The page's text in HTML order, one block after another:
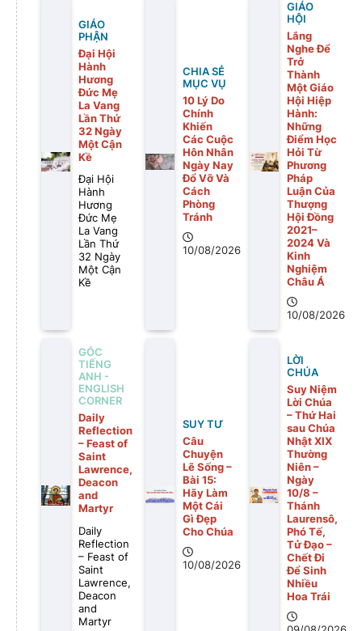
GIÁO
PHẬN
Đại Hội
Hành
Hương
Đức Mẹ
La Vang
Lần Thứ
32 Ngày
Một Cận
Kề
Đại Hội
Hành
Hương
Đức Mẹ
La Vang
Lần Thứ
32 Ngày
Một Cận
Kề
CHIA SẺ
MỤC VỤ
10 Lý Do
Chính
Khiến
Các Cuộc
Hôn Nhân
Ngày Nay
Đổ Vỡ Và
Cách
Phòng
Tránh
10/08/2026
GIÁO
HỘI
Lắng
Nghe Để
Trở
Thành
Một Giáo
Hội Hiệp
Hành:
Những
Điểm Học
Hỏi Từ
Phương
Pháp
Luận Của
Thượng
Hội Đồng
2021–
2024 Và
Kinh
Nghiệm
Châu Á
10/08/2026
GÓC
TIẾNG
ANH -
ENGLISH
CORNER
Daily
Reflection
– Feast of
Saint
Lawrence,
Deacon
and
Martyr
Daily
Reflection
– Feast of
Saint
Lawrence,
Deacon
and
Martyr
SUY TƯ
Câu
Chuyện
Lẽ Sống –
Bài 15:
Hãy Làm
Một Cái
Gì Ðẹp
Cho Chúa
10/08/2026
LỜI
CHÚA
Suy Niệm
Lời Chúa
– Thứ Hai
sau Chúa
Nhật XIX
Thường
Niên –
Ngày
10/8 –
Thánh
Laurensô,
Phó Tế,
Tử Đạo –
Chết Đi
Để Sinh
Nhiều
Hoa Trái